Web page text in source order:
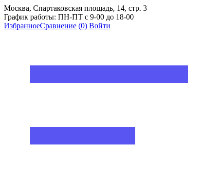
Москва, Спартаковская площадь, 14, стр. 3
График работы: ПН-ПТ с 9-00 до 18-00
ИзбранноеСравнение (0) Войти